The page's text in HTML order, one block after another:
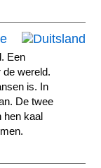
Een
wereld.
is. In
De twee
kaal